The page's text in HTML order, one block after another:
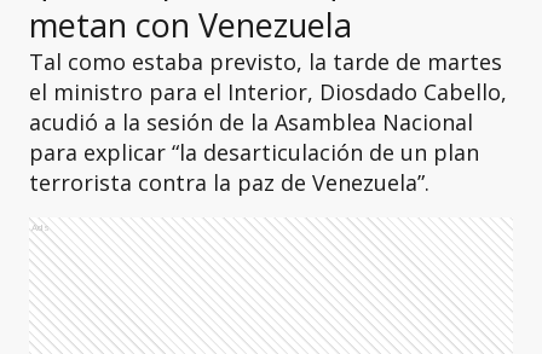
metan con Venezuela
Tal como estaba previsto, la tarde de martes
el ministro para el Interior, Diosdado Cabello,
acudió a la sesión de la Asamblea Nacional
para explicar “la desarticulación de un plan
terrorista contra la paz de Venezuela”.
Ads